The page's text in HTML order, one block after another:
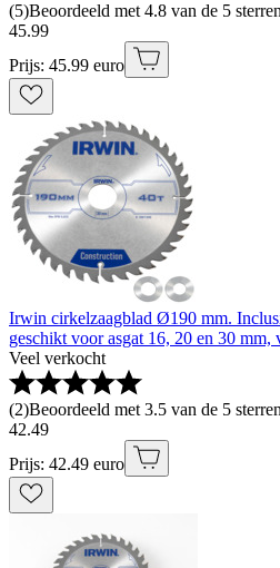
(5)Beoordeeld met 4.8 van de 5
45.99
Prijs: 45.99 euro
Irwin cirkelzaagblad Ø190 mm.
geschikt voor asgat 16, 20 en 30 mm,
Veel verkocht
(2)Beoordeeld met 3.5 van de 5
42.49
Prijs: 42.49 euro